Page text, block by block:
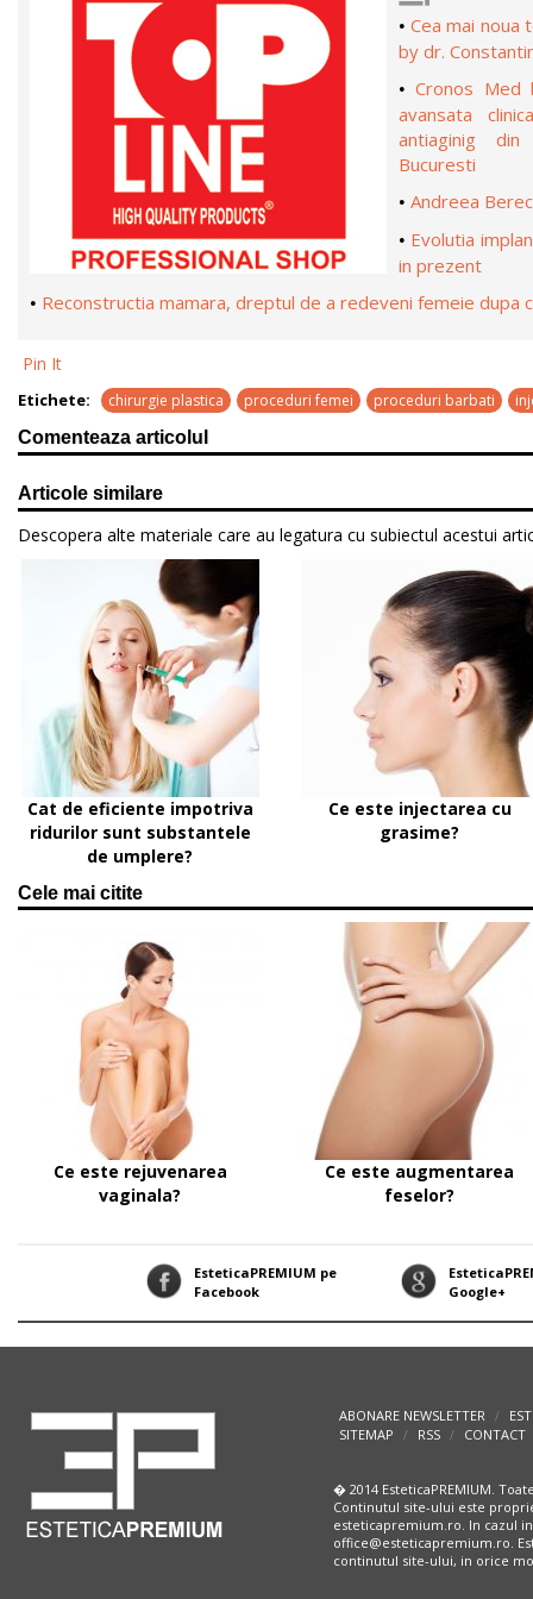
• Cea mai noua
by dr.
• Cronos Med
avansata
antiaginig
Bucuresti
• Andreea
• Evolutia
in prezent
• Reconstructia mamara, dreptul de a redeveni femeie dupa
Pin It
Etichete: chirurgie plastica proceduri femei proceduri barbati
Comenteaza articolul
Articole similare
Descopera alte materiale care au legatura cu subiectul acestui
Cat de eficiente impotriva
ridurilor sunt substantele
de umplere?
Ce este injectarea cu
grasime?
Cele mai citite
Ce este rejuvenarea
vaginala?
Ce este augmentarea
feselor?
EsteticaPREMIUM pe
Facebook
Google+
ABONARE NEWSLETTER /
SITEMAP
/ RSS / CONTACT
� 2014 EsteticaPREMIUM.
Continutul site-ului este
esteticapremium.ro. In cazul
office@esteticapremium.ro.
continutul site-ului, in orice